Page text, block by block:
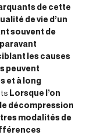
de cette
de vie d’un
souvent de
les causes
peuvent
et à long
Lorsque l’on
décompression
modalités de